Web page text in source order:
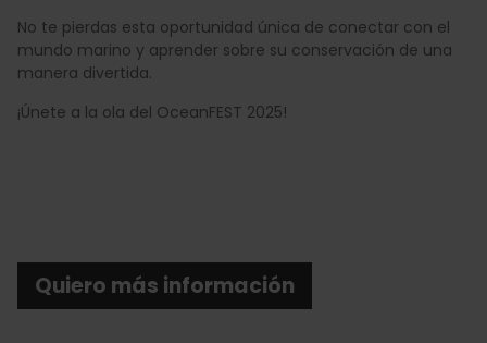
No te pierdas esta oportunidad única de conectar con el
mundo marino y aprender sobre su conservación de una
manera divertida.
¡Únete a la ola del OceanFEST 2025!
Quiero más información